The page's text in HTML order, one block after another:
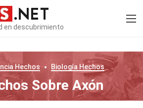
en descubrimiento
Hechos Biología Hechos
Sobre Axón